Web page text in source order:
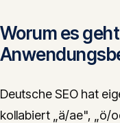
Worum es
Deutsche SEO hat
kollabiert „ä/ae", „ö/